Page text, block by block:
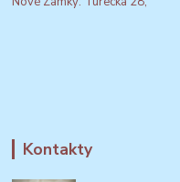
Kontakty